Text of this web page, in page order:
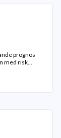
prognos
med risk...